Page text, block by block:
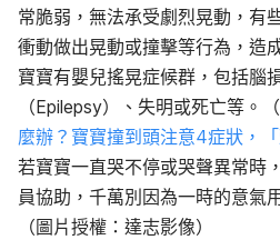
常脆弱，無法承受劇烈晃動，有
衝動做出晃動或撞擊等行為，造
寶寶有嬰兒搖晃症候群，包括腦
（Epilepsy）、失明或死亡等。
麼辦？寶寶撞到頭注意4症狀，
若寶寶一直哭不停或哭聲異常時
員協助，千萬別因為一時的意氣
（圖片授權：達志影像）